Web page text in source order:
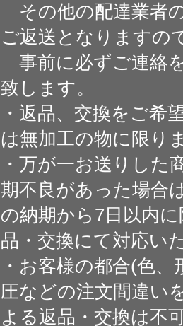
その他の配達業者
ご返送となりますの
事前に必ずご連絡
致します。
・返品、交換をご希
は無加工の物に限り
・万が一お送りした
期不良があった場合
の納期から7日以内
品・交換にて対応い
・お客様の都合(色、
圧などの注文間違い
よる返品・交換は不